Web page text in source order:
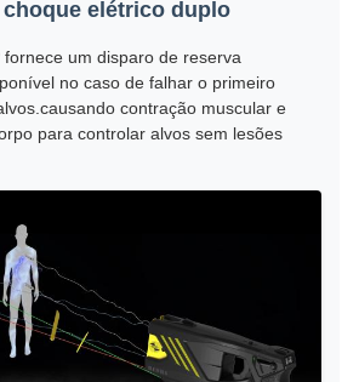
elétrico duplo
fornece um disparo de reserva
no caso de falhar o primeiro
contração muscular e
para controlar alvos sem lesões